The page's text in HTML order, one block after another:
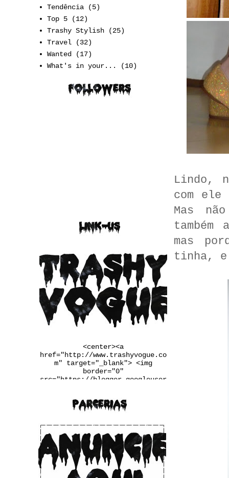
Lindo,
com
Mas
também
mas
tinha,
Tendência
(5)
Top 5
(12)
Trashy Stylish
(25)
Travel
(32)
Wanted
(17)
What's in your...
(10)
<center><a
href="http://www.trashyvogue.co
m" target="_blank"> <img
border="0"
src="https://blogger.googleuser
u3wSj4vLaL0MiWcMlkIIq9N34UaFq6Q
2PRlYxiF4jDxtfiTugVHzJnj1Ba6pxQ
__FSINM8VGJk_Qmcvbc6_ws4rbqoBF5
QX4QiDxgIn65NudFdVd2BUwJbJw/w25
0-h167-no/banner.jpg" /></a>
</center>